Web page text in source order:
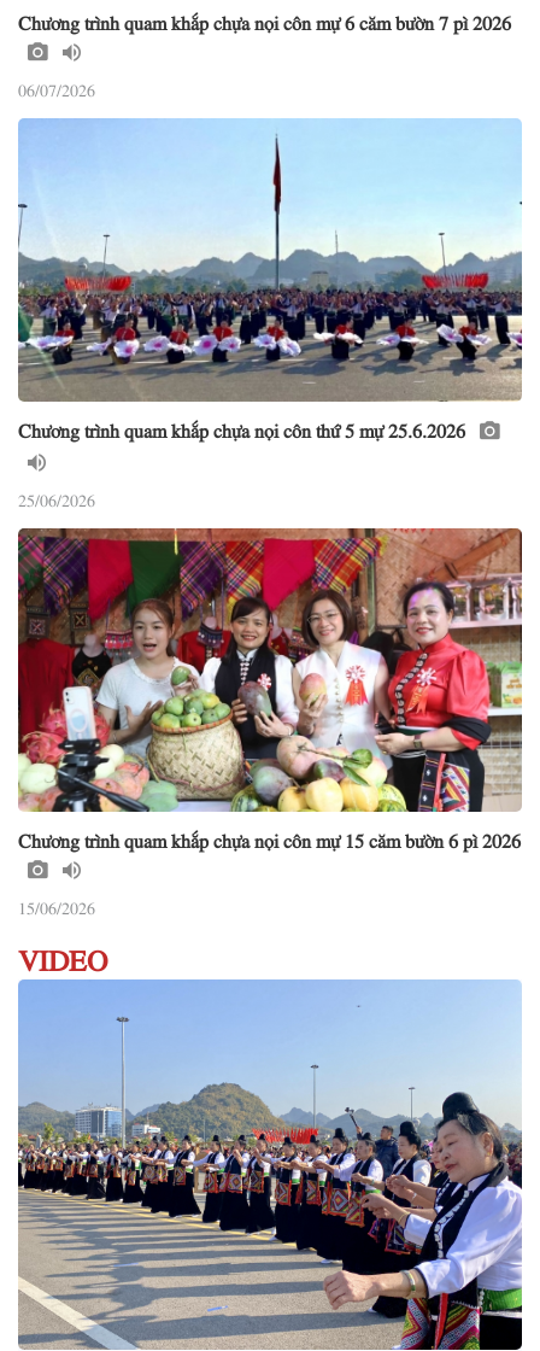
Chương trình quam khắp chựa nọi côn mự 6 căm bườn 7 pì 2026
06/07/2026
Chương trình quam khắp chựa nọi côn thứ 5 mự 25.6.2026
25/06/2026
Chương trình quam khắp chựa nọi côn mự 15 căm bườn 6 pì 2026
15/06/2026
VIDEO